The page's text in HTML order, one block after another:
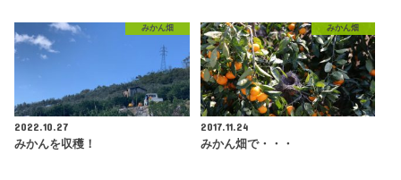
みかん畑
2022.10.27
みかんを収穫！
みかん畑
2017.11.24
みかん畑で・・・